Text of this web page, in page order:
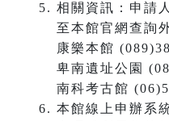
相關資訊：申請
至本館官網查詢
康樂本館
卑南遺址公園
南科考古館
本館線上申辦系